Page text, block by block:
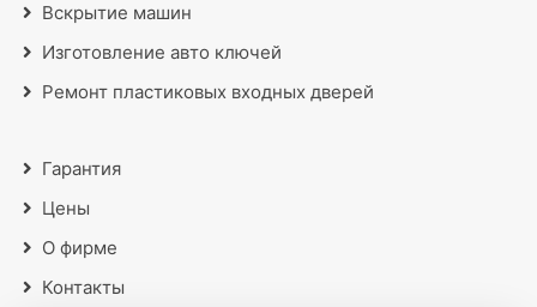
Вскрытие машин
Изготовление авто ключей
Ремонт пластиковых входных дверей
Гарантия
Цены
О фирме
Контакты